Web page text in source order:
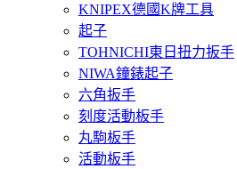
KNIPEX德國K牌工具
起子
TOHNICHI東日扭力扳手
NIWA鐘錶起子
六角扳手
刻度活動板手
丸駒板手
活動板手